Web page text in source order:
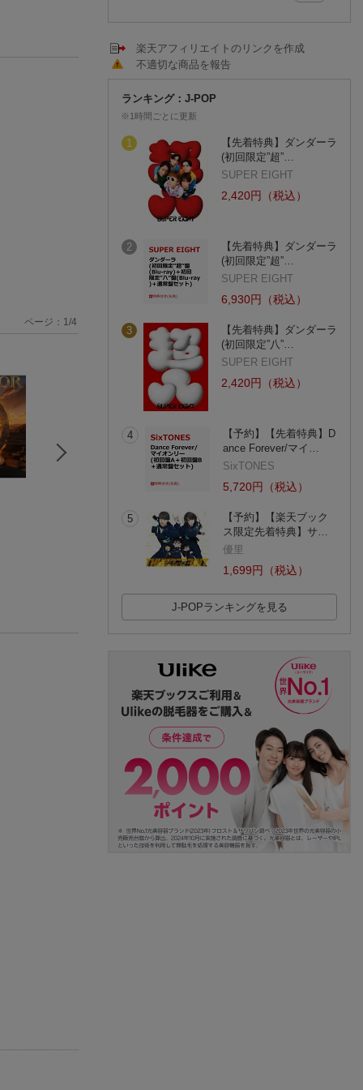
Advance
Suspended 4th
EVOLUTION
ページ： 1 /4
楽天アフィリエイトのリンクを作成
不適切な商品を報告
ランキング：J-POP
※1時間ごとに更新
1
【先着特典】ダンダーラ
(初回限定”超”…
SUPER EIGHT
2,420円（税込）
2
【先着特典】ダンダーラ
(初回限定”超”…
SUPER EIGHT
6,930円（税込）
3
【先着特典】ダンダーラ
(初回限定”八”…
SUPER EIGHT
2,420円（税込）
4
【予約】【先着特典】D
ance Forever/マイ…
SixTONES
5,720円（税込）
5
【予約】【楽天ブック
ス限定先着特典】サ…
優里
1,699円（税込）
J-POPランキングを見る